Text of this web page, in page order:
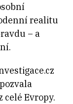
realitu
– a
Evropy.